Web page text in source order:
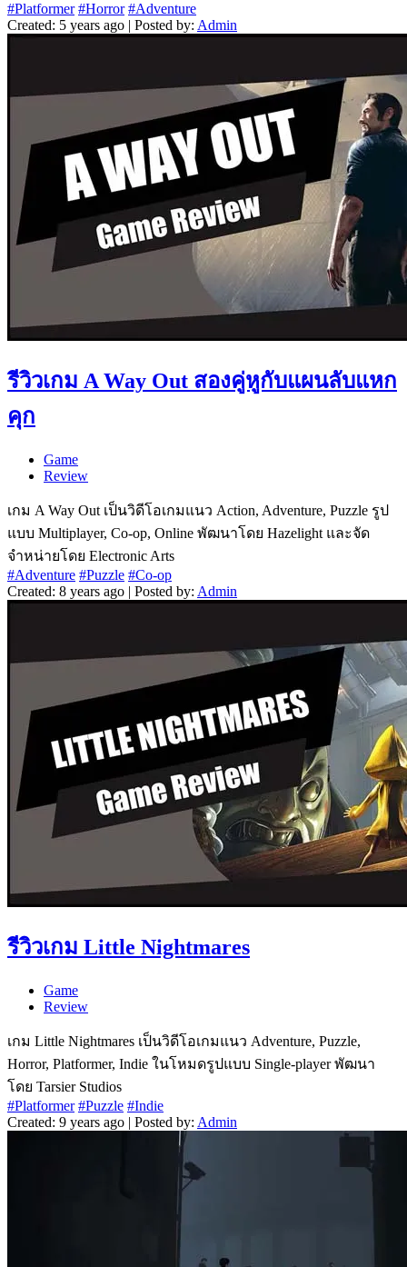
#Platformer #Horror #Adventure
Created: 5 years ago | Posted by: Admin
รีวิวเกม A Way Out สองคู่หูกับแผนลับแหก
คุก
Game
Review
เกม A Way Out เป็นวิดีโอเกมแนว Action, Adventure, Puzzle รูป
แบบ Multiplayer, Co-op, Online พัฒนาโดย Hazelight และจัด
จำหน่ายโดย Electronic Arts
#Adventure #Puzzle #Co-op
Created: 8 years ago | Posted by: Admin
รีวิวเกม Little Nightmares
Game
Review
เกม Little Nightmares เป็นวิดีโอเกมแนว Adventure, Puzzle,
Horror, Platformer, Indie ในโหมดรูปแบบ Single-player พัฒนา
โดย Tarsier Studios
#Platformer #Puzzle #Indie
Created: 9 years ago | Posted by: Admin